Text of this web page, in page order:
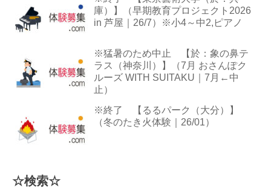
庫）】（早期教育プロジェクト2026
in 芦屋｜26/7）※小4～中2,ピアノ
※猛暑のため中止 【於：象の鼻テ
ラス（神奈川）】（7月 おさんぽク
ルーズ WITH SUITAKU｜7月←中
止）
※終了 【るるパーク（大分）】
（冬のたき火体験｜26/01）
☆検索☆